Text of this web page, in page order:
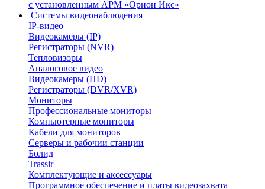
с установленным АРМ «Орион Икс»
Системы видеонаблюдения
IP-видео
Видеокамеры (IP)
Регистраторы (NVR)
Тепловизоры
Аналоговое видео
Видеокамеры (HD)
Регистраторы (DVR/XVR)
Мониторы
Профессиональные мониторы
Компьютерные мониторы
Кабели для мониторов
Серверы и рабочии станции
Болид
Trassir
Комплектующие и аксессуары
Программное обеспечение и платы видеозахвата